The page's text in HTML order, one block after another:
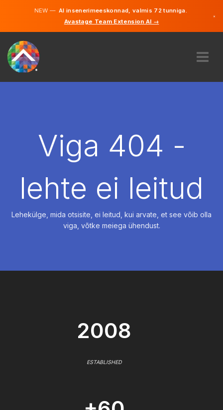
NEW —AI insenerimeeskonnad, valmis 72 tunniga.
Avastage Team Extension AI →
×
PALKAMAViga 404 -
lehte ei leitud
Lehekülge, mida otsisite, ei leitud, kui arvate, et see võib olla
viga, võtke meiega ühendust.
2008
ESTABLISHED